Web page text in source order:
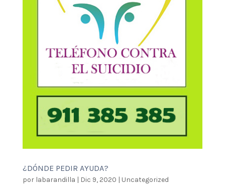
¿DÓNDE PEDIR AYUDA?
por labarandilla | Dic 9, 2020 | Uncategorized